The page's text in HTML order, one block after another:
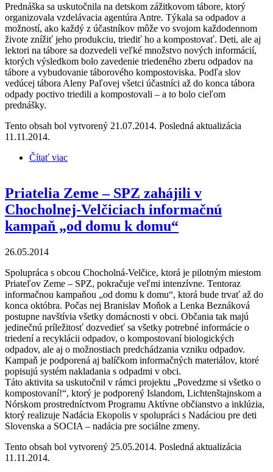
Prednáška sa uskutočnila na detskom zážitkovom tábore, ktorý
organizovala vzdelávacia agentúra Antre. Týkala sa odpadov a
možností, ako každý z účastníkov môže vo svojom každodennom
živote znížiť jeho produkciu, triediť ho a kompostovať. Deti, ale aj
lektori na tábore sa dozvedeli veľké množstvo nových informácií,
ktorých výsledkom bolo zavedenie triedeného zberu odpadov na
tábore a vybudovanie táborového kompostoviska. Podľa slov
vedúcej tábora Aleny Paľovej všetci účastníci až do konca tábora
odpady poctivo triedili a kompostovali – a to bolo cieľom
prednášky.
Tento obsah bol vytvorený 21.07.2014. Posledná aktualizácia
11.11.2014.
Čítať viac
Priatelia Zeme – SPZ zahájili v
Chocholnej-Velčiciach informačnú
kampaň „od domu k domu“
26.05.2014
Spolupráca s obcou Chocholná-Velčice, ktorá je pilotným miestom
Priateľov Zeme – SPZ, pokračuje veľmi intenzívne. Tentoraz
informačnou kampaňou „od domu k domu“, ktorá bude trvať až do
konca októbra. Počas nej Branislav Moňok a Lenka Beznáková
postupne navštívia všetky domácnosti v obci. Občania tak majú
jedinečnú príležitosť dozvedieť sa všetky potrebné informácie o
triedení a recyklácii odpadov, o kompostovaní biologických
odpadov, ale aj o možnostiach predchádzania vzniku odpadov.
Kampaň je podporená aj balíčkom informačných materiálov, ktoré
popisujú systém nakladania s odpadmi v obci.
Táto aktivita sa uskutočnil v rámci projektu „Povedzme si všetko o
kompostovaní!“, ktorý je podporený Islandom, Lichtenštajnskom a
Nórskom prostredníctvom Programu Aktívne občianstvo a inklúzia,
ktorý realizuje Nadácia Ekopolis v spolupráci s Nadáciou pre deti
Slovenska a SOCIA – nadácia pre sociálne zmeny.
Tento obsah bol vytvorený 25.05.2014. Posledná aktualizácia
11.11.2014.